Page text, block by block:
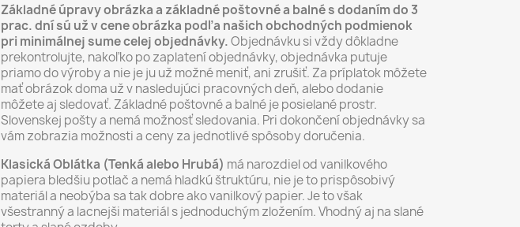
Základné úpravy obrázka a základné poštovné a balné s dodaním do 3
prac. dní sú už v cene obrázka podľa našich obchodných podmienok
pri minimálnej sume celej objednávky.Objednávku si vždy dôkladne
prekontrolujte, nakoľko po zaplatení objednávky, objednávka putuje
priamo do výroby a nie je ju už možné meniť, ani zrušiť. Za príplatok môžete
mať obrázok doma už v nasledujúci pracovných deň, alebo dodanie
môžete aj sledovať. Základné poštovné a balné je posielané prostr.
Slovenskej pošty a nemá možnosť sledovania. Pri dokončení objednávky sa
vám zobrazia možnosti a ceny za jednotlivé spôsoby doručenia.
Klasická Oblátka (Tenká alebo Hrubá) má narozdiel od vanilkového
papiera bledšiu potlač a nemá hladkú štruktúru, nie je to prispôsobivý
materiál a neobýba sa tak dobre ako vanilkový papier. Je to však
všestranný a lacnejši materiál s jednoduchým zložením. Vhodný aj na slané